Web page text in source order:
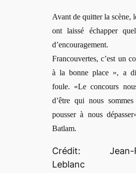
Avant de quitter la scène,
ont laissé échapper
Francouvertes, c’est un
à la bonne place », a
foule. «Le concours
d’être qui nous
pousser à nous
Batlam.
Crédit: Jean-
Leblanc